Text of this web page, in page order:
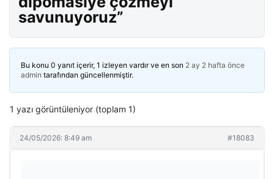
savunuyoruz”
Bu konu 0 yanıt içerir, 1 izleyen vardır ve en son 2 ay 2 hafta önce
admin tarafından güncellenmiştir.
1 yazı görüntüleniyor (toplam 1)
24/05/2026: 8:49 am #18083